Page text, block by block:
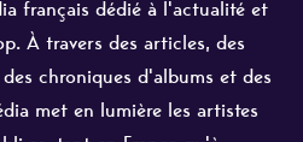
français dédié à l'actualité et
À travers des articles, des
chroniques d'albums et des
met en lumière les artistes